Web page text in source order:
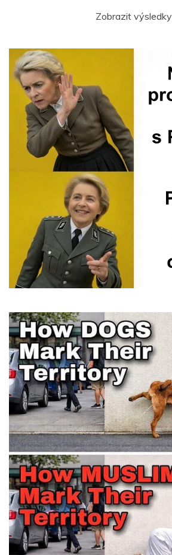
Zobrazit výsledky